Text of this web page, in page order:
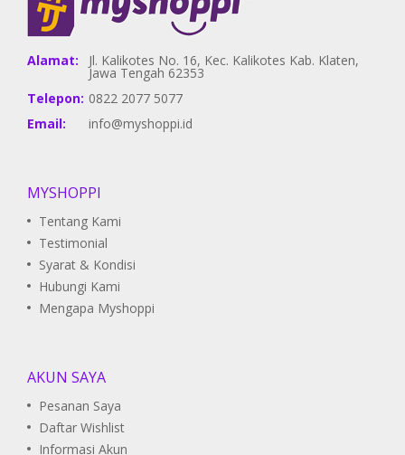
Alamat: Jl. Kalikotes No. 16, Kec. Kalikotes Kab. Klaten,
Jawa Tengah 62353
Telepon: 0822 2077 5077
Email:
info@myshoppi.id
MYSHOPPI
Tentang Kami
Testimonial
Syarat & Kondisi
Hubungi Kami
Mengapa Myshoppi
AKUN SAYA
Pesanan Saya
Daftar Wishlist
Informasi Akun